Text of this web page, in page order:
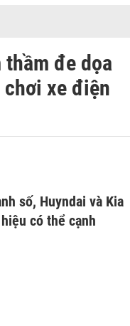
đe dọa
xe điện
số, Huyndai và Kia
có thể cạnh